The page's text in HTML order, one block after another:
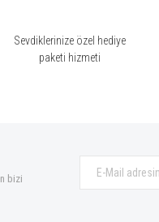
Sevdiklerinize özel hediye
paketi hizmeti
bizi